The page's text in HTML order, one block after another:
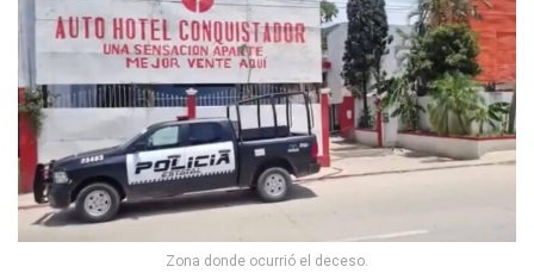
Zona donde ocurrió el deceso.